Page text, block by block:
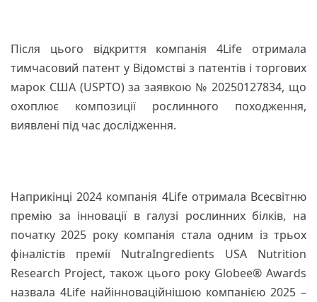
Після цього відкриття компанія 4Life отримала
тимчасовий патент у Відомстві з патентів і торгових
марок США (USPTO) за заявкою № 20250127834, що
охоплює композиції рослинного походження,
виявлені під час дослідження.
Наприкінці 2024 компанія 4Life отримала Всесвітню
премію за інновації в галузі рослинних білків, на
початку 2025 року компанія стала одним із трьох
фіналістів премії NutraIngredients USA Nutrition
Research Project, також цього року Globee® Awards
назвала 4Life найінноваційнішою компанією 2025 –